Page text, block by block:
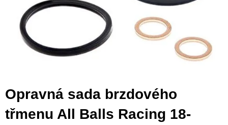
Opravná sada brzdového
třmenu All Balls Racing 18-